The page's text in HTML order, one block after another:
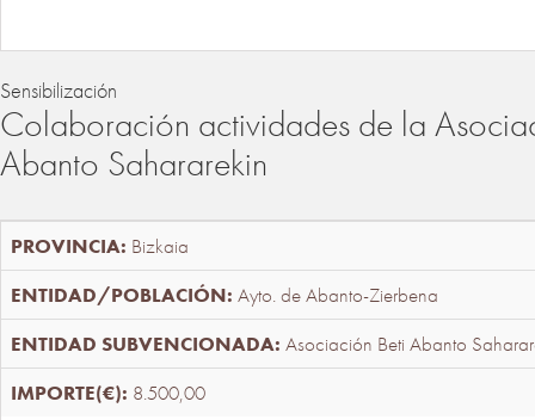
Sensibilización
Colaboración actividades de la
Abanto Sahararekin
Bizkaia
Ayto. de Abanto-Zierbena
Asociación Beti Abanto
8.500,00